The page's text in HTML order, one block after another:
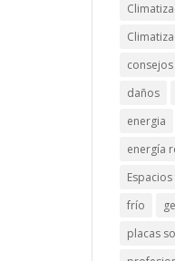
consejos
daños
energia
energía
frío
placas